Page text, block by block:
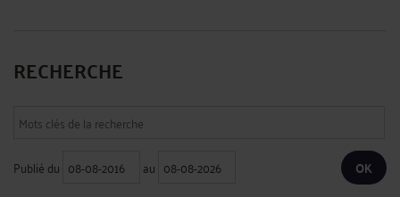
RECHERCHE
Publié du au